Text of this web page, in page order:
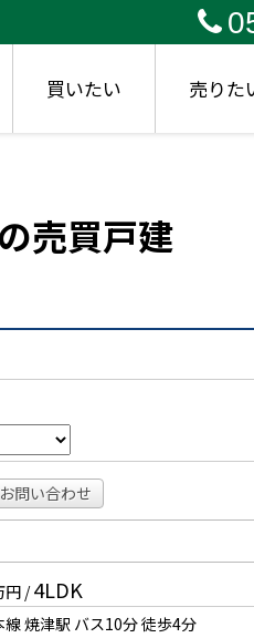
買いたい 売りた
売買戸建
お問い合わせ
円 / 4LDK
焼津駅 バス10分徒歩4分